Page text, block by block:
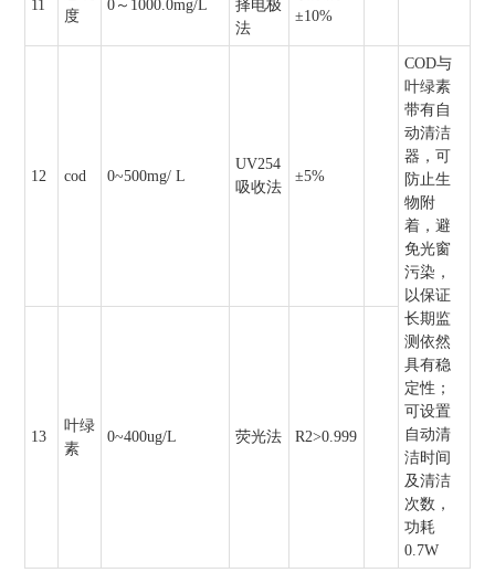
11
度
0～1000.0mg/L
择电极
法
±10%
12 cod 0~500mg/ L
UV254
吸收法
±5%
COD与
叶绿素
带有自
动清洁
器，可
防止生
物附
着，避
免光窗
污染，
以保证
长期监
测依然
具有稳
定性；
可设置
自动清
洁时间
及清洁
次数，
功耗
0.7W
13
叶绿
素
0~400ug/L 荧光法 R2>0.999